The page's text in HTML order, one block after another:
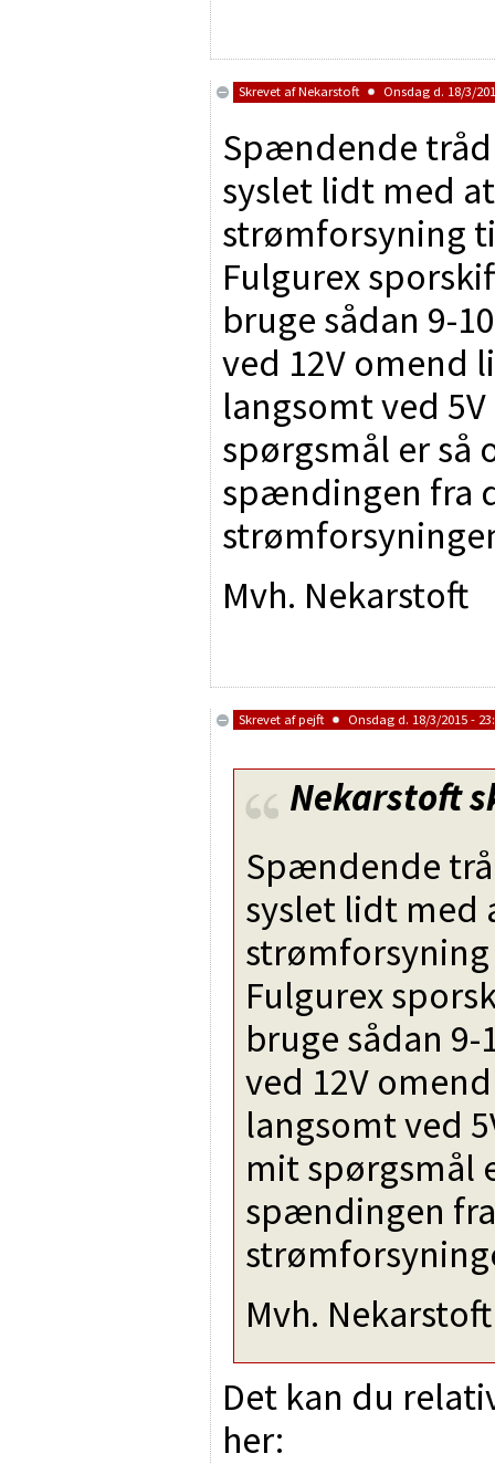
Skrevet afNekarstoft Onsdag d. 18/3/
Spændende tråd
syslet lidt med
strømforsyning
Fulgurex
bruge sådan 9-
ved 12V omend
langsomt ved
spørgsmål er så
spændingen fra
Mvh. Nekarstoft
Skrevet afpejft Onsdag d. 18/3/2015 -
Nekarstoft
Spændende
syslet lidt med
Fulgurex
bruge sådan
ved 12V
langsomt ved
mit spørgsmål
spændingen fra
Mvh. Nekarstoft
Det kan du
her: